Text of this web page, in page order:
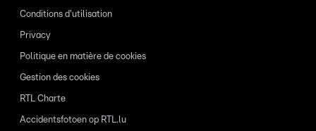
Conditions d'utilisation
Privacy
Politique en matière de cookies
Gestion des cookies
RTL Charte
Accidentsfotoen op RTL.lu